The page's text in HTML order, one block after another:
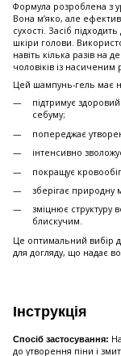
Формула розроблена з
Вона м’яко, але
сухості. Засіб
шкіри голови.
навіть кілька разів на
чоловіків із насиченим
Цей шампунь-гель має
підтримує
себуму;
попереджає
інтенсивно
покращує
зберігає природну
зміцнює структуру
блискучим.
Це оптимальний вибір
для догляду, що надає
Інструкція
Спосіб застосування:
до утворення піни і